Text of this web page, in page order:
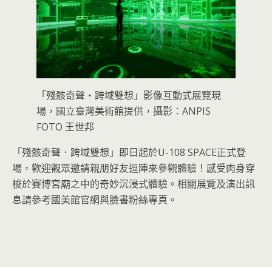
「殘骸奇聲・跨域雙想」影像互動式展覽現
場，國立臺灣美術館提供，攝影：ANPIS
FOTO 王世邦
「殘骸奇聲．跨域雙想」即日起於U-108 SPACE正式登
場，歡迎觀眾邀請親朋好友逗陣來參觀體驗！感受肉身穿
梭於賽博宮廟之中的奇妙沉浸式體驗。相關展覽及演出訊
息請參考國美館官網與臉書粉絲專頁。